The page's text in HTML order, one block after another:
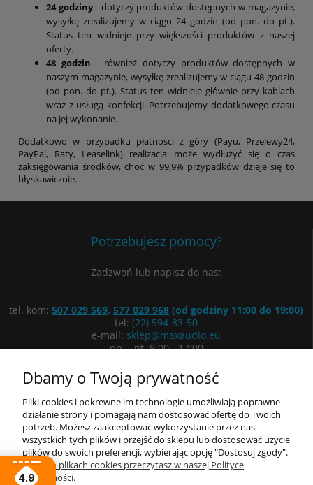
24 godziny- dotyczy produktów dostępnych w magazynie,
wysyłkę zrealizujemy w ciągu 24 godzin (od pon. do pt.).
Status ten widnieje przy większości produktów z naszej
oferty.
48 godzin- również dotyczy produktów dostępnych w
naszym magazynie, wysyłkę zrealizujemy w ciągu 48 godzin
(od pon. do pt.). Status ten widnieje głównie przy kablach
wraz z usługą konfekcji. Potrzebujemy dodatkowego czasu
na jej wykonanie.
Dodatkowo w przypadku płatności z góry (Payu, Przelewy24,
PayPal, Raty, Leaselink) realizacja może wydłużyć się o czas
zaksięgowania środków, choć w 99,9% przypadków dzieje się to
błyskawicznie.
Potrzebujesz pomocy?
Zadzwoń lub napisz do nas:
tel. kom: 507 029 569, 577 029 968 (od godziny 11:00 do 19:00)
tel: (22) 594-83-50
e-mail: sklep@maxaudio.eu
pn. - pt. 9:00 - 17:00
ul. Łuki Wielkie 3/5, 02-434 Warszawa
Wyznacz trasę
Informacje
Moje konto
4.9
Dbamy o Twoją prywatność
Pliki cookies i pokrewne im technologie umożliwiają poprawne
działanie strony i pomagają nam dostosować ofertę do Twoich
potrzeb. Możesz zaakceptować wykorzystanie przez nas
wszystkich tych plików i przejść do sklepu lub dostosować użycie
plików do swoich preferencji, wybierając opcję "Dostosuj zgody".
Więcej o plikach cookies przeczytasz w naszej Polityce
prywatności.